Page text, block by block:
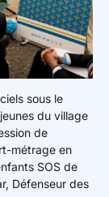
sous le
du village
de
métrage en
SOS de
Défenseur des